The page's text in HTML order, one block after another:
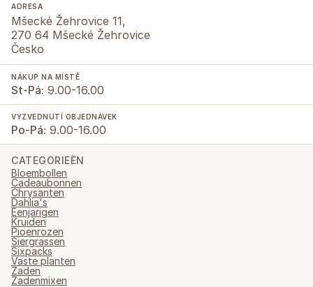
ADRESA
Mšecké Žehrovice 11,
270 64 Mšecké Žehrovice
Česko
NÁKUP NA MÍSTĚ
St-Pá: 9.00-16.00
VYZVEDNUTÍ OBJEDNÁVEK
Po-Pá: 9.00-16.00
CATEGORIEËN
Bloembollen
Cadeaubonnen
Chrysanten
Dahlia's
Eenjarigen
Kruiden
Pioenrozen
Siergrassen
Sixpacks
Vaste planten
Zaden
Zadenmixen